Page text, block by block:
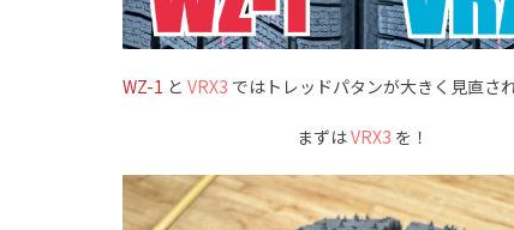
WZ-1 と VRX3 ではトレッドパタンが大きく見直さ
まずはVRX3 を！